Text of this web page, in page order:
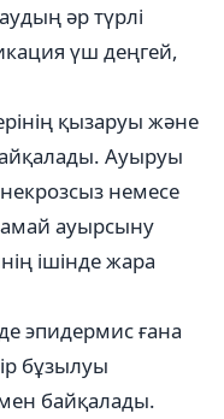
әр түрлі
үш деңгей,
қызаруы және
Ауыруы
немесе
ауырсыну
ішінде жара
эпидермис ғана
бұзылуы
байқалады.